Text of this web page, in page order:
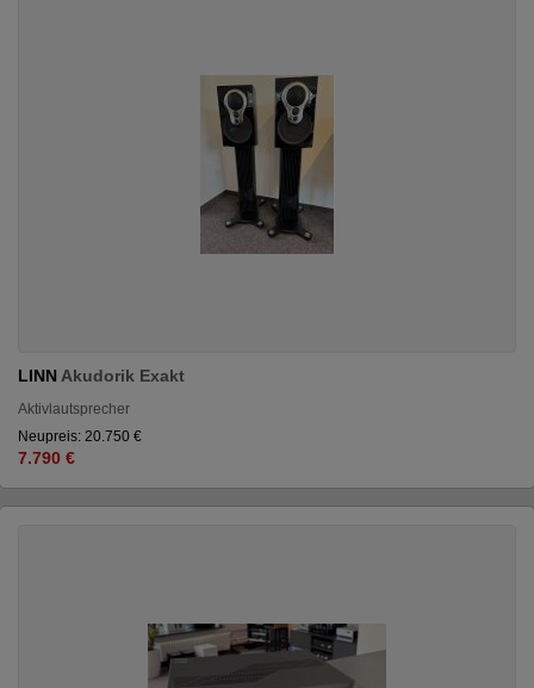
LINN Akudorik Exakt
Aktivlautsprecher
Neupreis: 20.750 €
7.790 €